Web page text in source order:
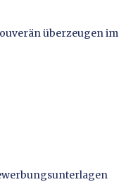
überzeugen im